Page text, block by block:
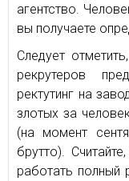
агентство.
вы получаете
Следует
рекрутеров
ректутинг на
злотых за
(на момент
брутто).
работать полный